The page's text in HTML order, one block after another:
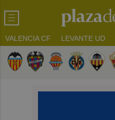
VALENCIA CF LEVANTE UD